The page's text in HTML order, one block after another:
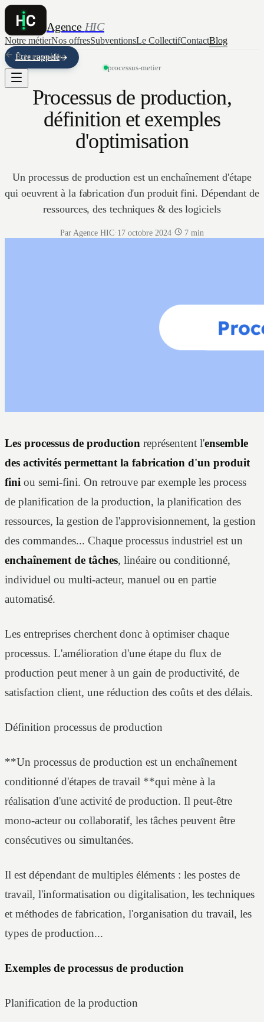
Agence HIC
Notre métierNos offresSubventionsLe CollectifContactBlog
Être rappelé
Retour au blog
processus-metier
Processus de production,
définition et exemples
d'optimisation
Un processus de production est un enchaînement d'étape
qui oeuvrent à la fabrication d'un produit fini. Dépendant de
ressources, des techniques & des logiciels
Par Agence HIC· 17 octobre 2024· 7 min
Les processus de production représentent l'ensemble
des activités permettant la fabrication d'un produit
fini ou semi-fini. On retrouve par exemple les process
de planification de la production, la planification des
ressources, la gestion de l'approvisionnement, la gestion
des commandes... Chaque processus industriel est un
enchaînement de tâches, linéaire ou conditionné,
individuel ou multi-acteur, manuel ou en partie
automatisé.
Les entreprises cherchent donc à optimiser chaque
processus. L'amélioration d'une étape du flux de
production peut mener à un gain de productivité, de
satisfaction client, une réduction des coûts et des délais.
Définition processus de production
**Un processus de production est un enchaînement
conditionné d'étapes de travail **qui mène à la
réalisation d'une activité de production. Il peut-être
mono-acteur ou collaboratif, les tâches peuvent être
consécutives ou simultanées.
Il est dépendant de multiples éléments : les postes de
travail, l'informatisation ou digitalisation, les techniques
et méthodes de fabrication, l'organisation du travail, les
types de production...
Exemples de processus de production
Planification de la production